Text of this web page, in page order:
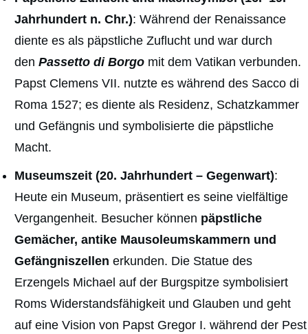
Jahrhundert n. Chr.): Während der Renaissance
diente es als päpstliche Zuflucht und war durch
den Passetto di Borgo mit dem Vatikan verbunden.
Papst Clemens VII. nutzte es während des Sacco di
Roma 1527; es diente als Residenz, Schatzkammer
und Gefängnis und symbolisierte die päpstliche
Macht.
Museumszeit (20. Jahrhundert – Gegenwart):
Heute ein Museum, präsentiert es seine vielfältige
Vergangenheit. Besucher können päpstliche
Gemächer, antike Mausoleumskammern und
Gefängniszellen erkunden. Die Statue des
Erzengels Michael auf der Burgspitze symbolisiert
Roms Widerstandsfähigkeit und Glauben und geht
auf eine Vision von Papst Gregor I. während der Pest